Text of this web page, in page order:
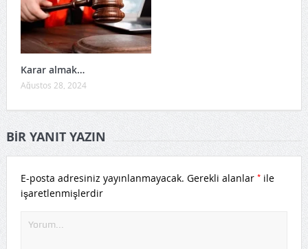
Karar almak…
Ağustos 28, 2024
BIR YANIT YAZIN
E-posta adresiniz yayınlanmayacak. Gerekli alanlar *ile
işaretlenmişlerdir